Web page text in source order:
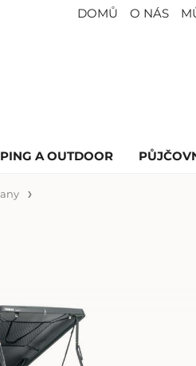
DOMŮ O NÁS
A OUTDOOR